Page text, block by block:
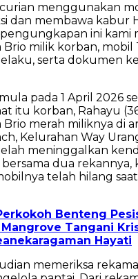
menggunakan
dan membawa kabur
pengungkapan ini kami
milik korban, mobil
serta dokumen
pada 1 April 2026
itu korban, Rahayu
merah miliknya di
Kelurahan Way
meninggalkan
bersama dua rekannya,
telah hilang
Benteng
Tangani
Hayati
memeriksa